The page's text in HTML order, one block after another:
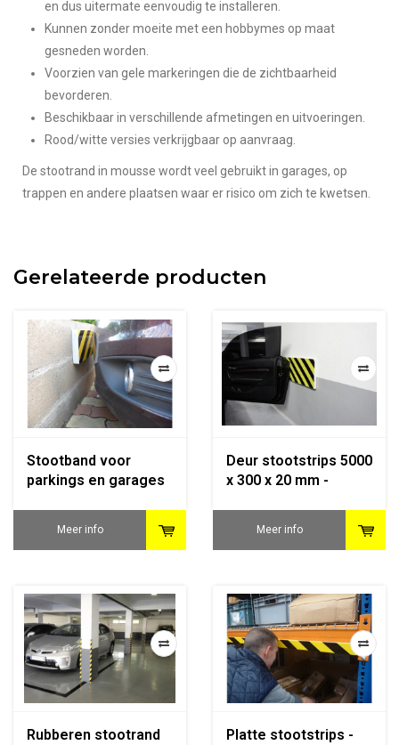
en dus uitermate eenvoudig te installeren.
Kunnen zonder moeite met een hobbymes op maat
gesneden worden.
Voorzien van gele markeringen die de zichtbaarheid
bevorderen.
Beschikbaar in verschillende afmetingen en uitvoeringen.
Rood/witte versies verkrijgbaar op aanvraag.
De stootrand in mousse wordt veel gebruikt in garages, op
trappen en andere plaatsen waar er risico om zich te kwetsen.
Gerelateerde producten
Stootband voor
parkings en garages
Meer info
Deur stootstrips 5000
x 300 x 20 mm -
Meer info
Rubberen stootrand
Platte stootstrips -